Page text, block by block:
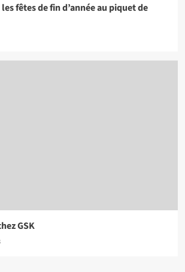
fêtes de fin d’année au piquet de
GSK